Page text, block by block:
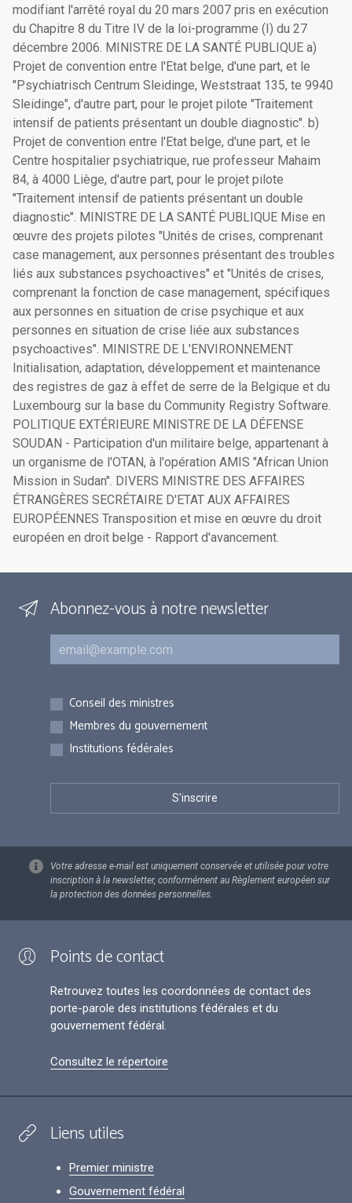
modifiant l'arrêté royal du 20 mars 2007 pris en exécution
du Chapitre 8 du Titre IV de la loi-programme (I) du 27
décembre 2006. MINISTRE DE LA SANTÉ PUBLIQUE a)
Projet de convention entre l'Etat belge, d'une part, et le
"Psychiatrisch Centrum Sleidinge, Weststraat 135, te 9940
Sleidinge", d'autre part, pour le projet pilote "Traitement
intensif de patients présentant un double diagnostic". b)
Projet de convention entre l'Etat belge, d'une part, et le
Centre hospitalier psychiatrique, rue professeur Mahaim
84, à 4000 Liège, d'autre part, pour le projet pilote
"Traitement intensif de patients présentant un double
diagnostic". MINISTRE DE LA SANTÉ PUBLIQUE Mise en
œuvre des projets pilotes "Unités de crises, comprenant
case management, aux personnes présentant des troubles
liés aux substances psychoactives" et "Unités de crises,
comprenant la fonction de case management, spécifiques
aux personnes en situation de crise psychique et aux
personnes en situation de crise liée aux substances
psychoactives". MINISTRE DE L'ENVIRONNEMENT
Initialisation, adaptation, développement et maintenance
des registres de gaz à effet de serre de la Belgique et du
Luxembourg sur la base du Community Registry Software.
POLITIQUE EXTÉRIEURE MINISTRE DE LA DÉFENSE
SOUDAN - Participation d'un militaire belge, appartenant à
un organisme de l'OTAN, à l'opération AMIS "African Union
Mission in Sudan". DIVERS MINISTRE DES AFFAIRES
ÉTRANGÈRES SECRÉTAIRE D'ETAT AUX AFFAIRES
EUROPÉENNES Transposition et mise en œuvre du droit
européen en droit belge - Rapport d'avancement.
Abonnez-vous à notre newsletter
Courriel
Inscriptions
Conseil des ministres
Membres du gouvernement
Institutions fédérales
Votre adresse e-mail est uniquement conservée et utilisée pour votre
inscription à la newsletter, conformément au Règlement européen sur
la protection des données personnelles.
Points de contact
Retrouvez toutes les coordonnées de contact des
porte-parole des institutions fédérales et du
gouvernement fédéral.
Consultez le répertoire
Liens utiles
Premier ministre
Gouvernement fédéral